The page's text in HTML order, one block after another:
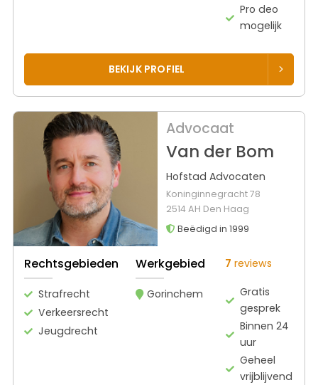
Pro deo
mogelijk
BEKIJK PROFIEL
Advocaat
Van der Bom
Hofstad Advocaten
Koninginnegracht 78
2514 AH Den Haag
Beëdigd in 1999
Rechtsgebieden
Strafrecht
Verkeersrecht
Jeugdrecht
Werkgebied
Gorinchem
7 reviews
Gratis
gesprek
Binnen 24
uur
Geheel
vrijblijvend